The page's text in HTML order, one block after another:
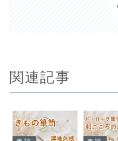
関連記事